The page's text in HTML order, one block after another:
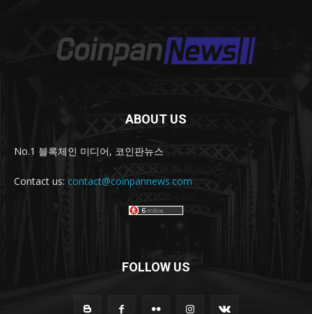
ABOUT US
No.1 블록체인 미디어, 코인판뉴스
Contact us: contact@coinpannews.com
FOLLOW US